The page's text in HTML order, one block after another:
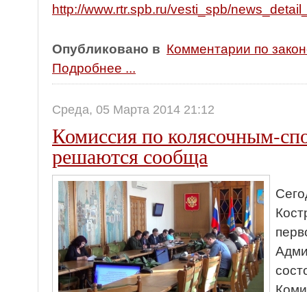
http://www.rtr.spb.ru/vesti_spb/
Опубликовано в Комментарии по
Подробнее ...
Среда, 05 Марта 2014 21:12
Комиссия по колясочным-
решаются сообща